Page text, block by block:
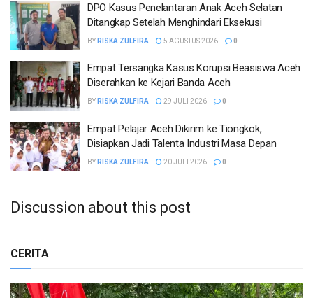
DPO Kasus Penelantaran Anak Aceh Selatan
Ditangkap Setelah Menghindari Eksekusi
BY RISKA ZULFIRA 5 AGUSTUS 2026 0
Empat Tersangka Kasus Korupsi Beasiswa Aceh
Diserahkan ke Kejari Banda Aceh
BY RISKA ZULFIRA 29 JULI 2026 0
Empat Pelajar Aceh Dikirim ke Tiongkok,
Disiapkan Jadi Talenta Industri Masa Depan
BY RISKA ZULFIRA 20 JULI 2026 0
Discussion about this post
CERITA